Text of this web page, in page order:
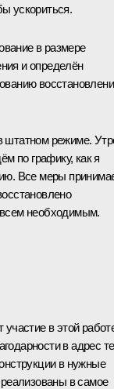
ускориться.
в размере
и определён
штатном режиме.
по графику, как я
Все меры
необходимым.
в этой
в адрес
в нужные
в самое